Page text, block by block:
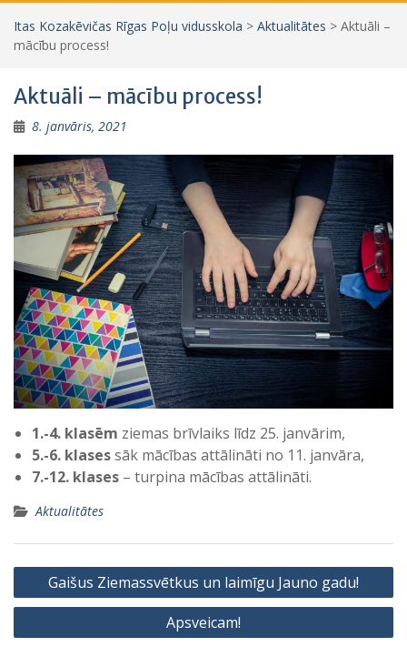
Itas Kozakēvičas Rīgas Poļu vidusskola > Aktualitātes > Aktuāli –
mācību process!
Aktuāli – mācību process!
8. janvāris, 2021
1.-4. klasēm ziemas brīvlaiks līdz 25. janvārim,
5.-6. klasessāk mācības attālināti no 11. janvāra,
7.-12. klases – turpina mācības attālināti.
Aktualitātes
Ziņu
izvēlne
Gaišus Ziemassvētkus un laimīgu Jauno gadu!
Apsveicam!